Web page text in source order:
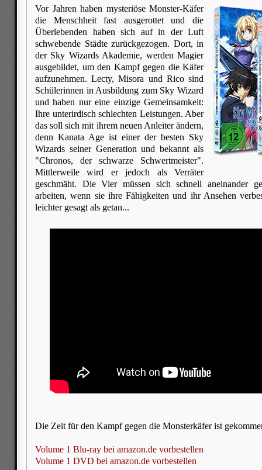
Vor Jahren haben mysteriöse Monster-Käfer
die Menschheit fast ausgerottet und die
Überlebenden haben sich auf in der Luft
schwebende Städte zurückgezogen. Dort, in
der Sky Wizards Akademie, werden Magier
ausgebildet, um den Kampf gegen die Käfer
aufzunehmen. Lecty, Misora und Rico sind
Schülerinnen in Ausbildung zum Sky Wizard
und haben nur eine einzige Gemeinsamkeit:
Ihre unterirdisch schlechten Leistungen. Aber
das soll sich mit ihrem neuen Anleiter ändern,
denn Kanata Age ist einer der besten Sky
Wizards seiner Generation und bekannt als
"Chronos, der schwarze Schwertmeister".
Mittlerweile wird er jedoch als Verräter
geschmäht. Die Vier müssen sich schnell aneinander
arbeiten, wenn sie ihre Fähigkeiten und ihr Ansehen
leichter gesagt als getan...
Die Zeit für den Kampf gegen die Monsterkäfer ist
Volume 1 Blu-ray bei amazon.de vorbestellen
Volume 1 DVD bei amazon.de vorbestellen